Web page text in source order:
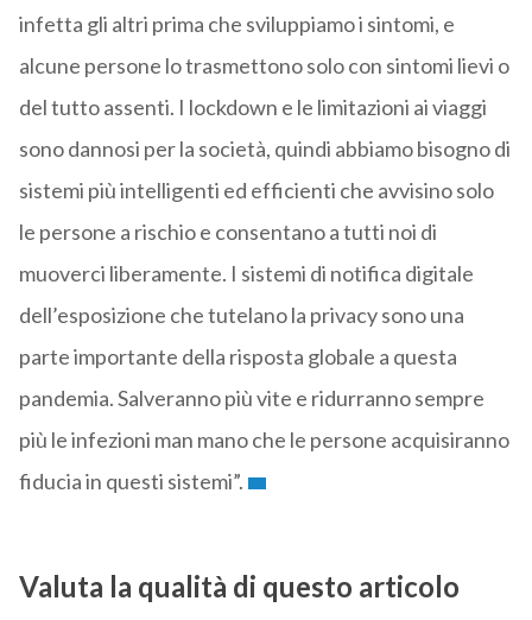
infetta gli altri prima che sviluppiamo i sintomi, e
alcune persone lo trasmettono solo con sintomi lievi o
del tutto assenti. I lockdown e le limitazioni ai viaggi
sono dannosi per la società, quindi abbiamo bisogno di
sistemi più intelligenti ed efficienti che avvisino solo
le persone a rischio e consentano a tutti noi di
muoverci liberamente. I sistemi di notifica digitale
dell’esposizione che tutelano la privacy sono una
parte importante della risposta globale a questa
pandemia. Salveranno più vite e ridurranno sempre
più le infezioni man mano che le persone acquisiranno
fiducia in questi sistemi”.
Valuta la qualità di questo articolo